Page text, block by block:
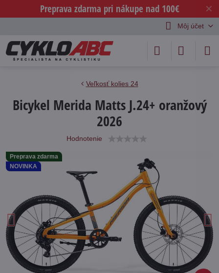
✕
Preprava zdarma pri nákupe nad 100€
Môj účet
Preprava zdarma
NOVINKA
Veľkosť kolies 24
Bicykel Merida Matts J.24+ oranžový
2026
Hodnotenie